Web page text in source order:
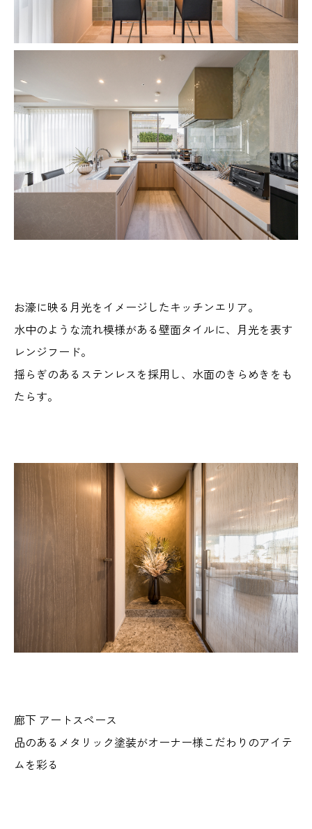
お濠に映る月光をイメージしたキッチンエリア。
水中のような流れ模様がある壁面タイルに、月光を表す
レンジフード。
揺らぎのあるステンレスを採用し、水面のきらめきをも
たらす。
廊下 アートスペース
品のあるメタリック塗装がオーナー様こだわりのアイテ
ムを彩る